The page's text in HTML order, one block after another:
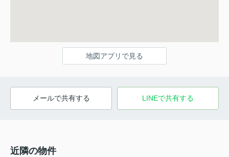
地図アプリで見る
メールで共有する LINEで共有する
近隣の物件